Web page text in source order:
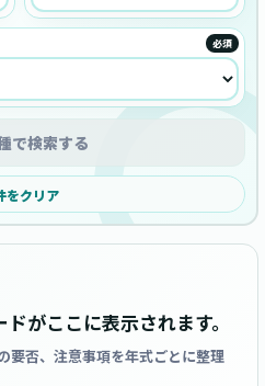
必須
で検索する
をクリア
がここに表示されます。
要否、注意事項を年式ごとに整理